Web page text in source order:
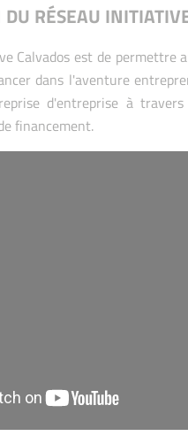
RÉSEAU
Calvados est de permettre
dans l'aventure
d'entreprise à
financement.